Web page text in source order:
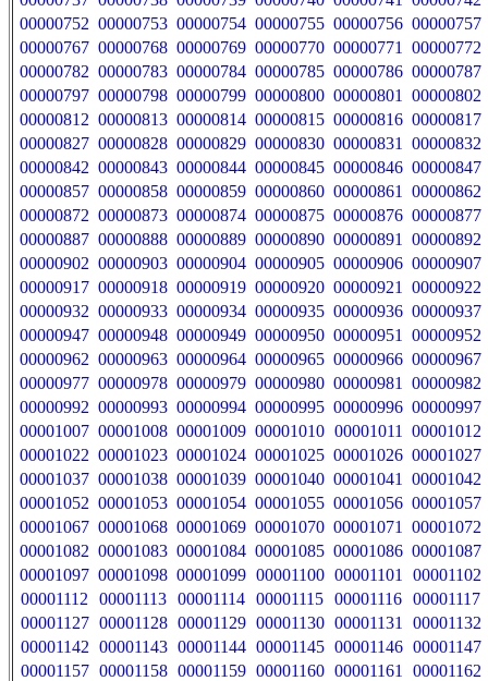
00000752 00000753 00000754 00000755 00000756 00000757
00000767 00000768 00000769 00000770 00000771
00000772
00000782 00000783 00000784 00000785 00000786 00000787
00000797 00000798 00000799 00000800 00000801
00000802
00000812 00000813 00000814 00000815 00000816 00000817
00000827 00000828 00000829 00000830 00000831
00000832
00000842 00000843 00000844 00000845 00000846 00000847
00000857 00000858 00000859 00000860 00000861
00000862
00000872 00000873 00000874 00000875 00000876 00000877
00000887 00000888 00000889 00000890 00000891
00000892
00000902 00000903 00000904 00000905 00000906 00000907
00000917 00000918 00000919 00000920 00000921
00000922
00000932 00000933 00000934 00000935 00000936 00000937
00000947 00000948 00000949 00000950 00000951
00000952
00000962 00000963 00000964 00000965 00000966 00000967
00000977 00000978 00000979 00000980 00000981
00000982
00000992 00000993 00000994 00000995 00000996 00000997
00001007 00001008 00001009 00001010 00001011
00001012
00001022 00001023 00001024 00001025 00001026 00001027
00001037 00001038 00001039 00001040 00001041
00001042
00001052 00001053 00001054 00001055 00001056 00001057
00001067 00001068 00001069 00001070 00001071
00001072
00001082 00001083 00001084 00001085 00001086 00001087
00001097 00001098 00001099 00001100 00001101
00001102
00001112
00001113 00001114 00001115 00001116 00001117
00001127 00001128 00001129 00001130 00001131
00001132
00001142 00001143 00001144 00001145 00001146 00001147
00001157 00001158 00001159 00001160 00001161
00001162